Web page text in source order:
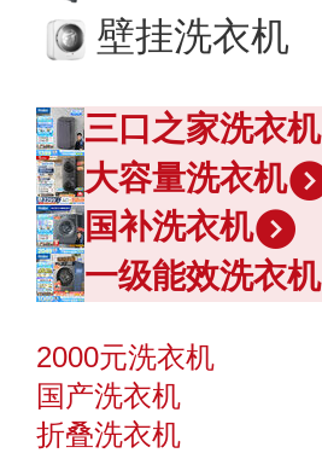
壁挂洗衣机
三口之家洗衣机
大容量洗衣机
国补洗衣机
一级能效洗衣机
2000元洗衣机
国产洗衣机
折叠洗衣机